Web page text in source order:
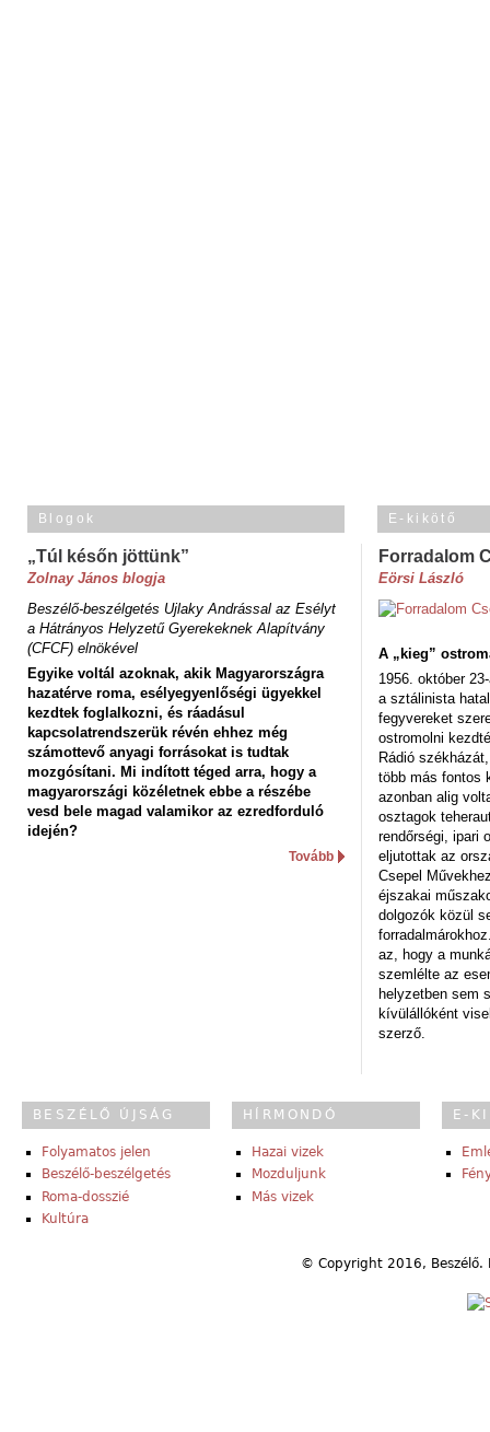
Blogok
„Túl későn jöttünk”
Zolnay János blogja
Beszélő-beszélgetés Ujlaky Andrással az Esélyt
a Hátrányos Helyzetű Gyerekeknek Alapítvány
(CFCF) elnökével
Egyike voltál azoknak, akik Magyarországra
hazatérve roma, esélyegyenlőségi ügyekkel
kezdtek foglalkozni, és ráadásul
kapcsolatrendszerük révén ehhez még
számottevő anyagi forrásokat is tudtak
mozgósítani. Mi indított téged arra, hogy a
magyarországi közéletnek ebbe a részébe
vesd bele magad valamikor az ezredforduló
idején?
Tovább
E-kikötő
Forradalom
Eörsi László
A „kieg”
1956. október
a sztálinista
fegyvereket
ostromolni
Rádió
több más fontos
azonban alig
osztagok
rendőrségi, ipari
eljutottak az
Csepel
éjszakai
dolgozók közül
az, hogy a
szemlélte az
helyzetben sem
kívülállóként
szerző.
BESZÉLŐ ÚJSÁG
Folyamatos jelen
Beszélő-beszélgetés
Roma-dosszié
Kultúra
HÍRMONDÓ
Hazai vizek
Mozduljunk
Más vizek
E-
© Copyright 2016,